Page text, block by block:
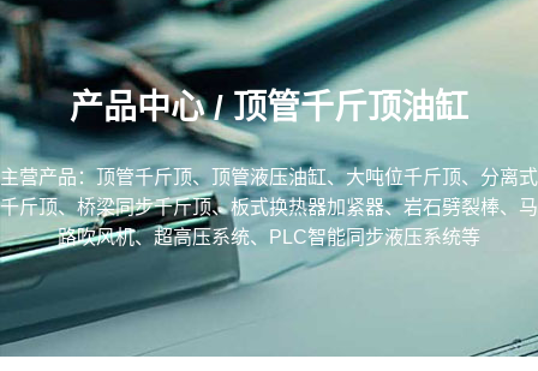
产品中心 / 顶管千斤顶油缸
主营产品：顶管千斤顶、顶管液压油缸、大吨位千斤顶、分离式
千斤顶、桥梁同步千斤顶、板式换热器加紧器、岩石劈裂棒、马
路吹风机、超高压系统、PLC智能同步液压系统等